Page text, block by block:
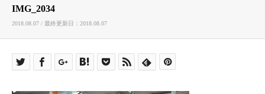
IMG_2034
2018.08.07 / 最終更新日：2018.08.07